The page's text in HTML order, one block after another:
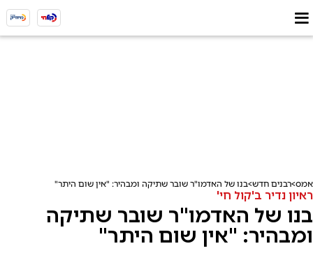
אמס רבנים חדש בנו של האדמו"ר שובר שתיקה ומבהיר: "אין שום היתר"
ראיון נדיר ב'קול חי'
בנו של האדמו"ר שובר שתיקה
ומבהיר: "אין שום היתר"